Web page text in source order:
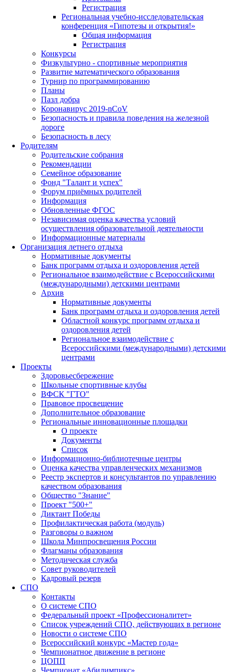
Регистрация
Региональная учебно-исследовательская
конференция «Гипотезы и открытия!»
Общая информация
Регистрация
Конкурсы
Физкультурно - спортивные мероприятия
Развитие математического образования
Турнир по программированию
Планы
Пазл добра
Коронавирус 2019-nCoV
Безопасность и правила поведения на железной
дороге
Безопасность в лесу
Родителям
Родительские собрания
Рекомендации
Семейное образование
Фонд "Талант и успех"
Форум приёмных родителей
Информация
Обновленные ФГОС
Независимая оценка качества условий
осуществления образовательной деятельности
Информационные материалы
Организация летнего отдыха
Нормативные документы
Банк программ отдыха и оздоровления детей
Региональное взаимодействие с Всероссийскими
(международными) детскими центрами
Архив
Нормативные документы
Банк программ отдыха и оздоровления детей
Областной конкурс программ отдыха и
оздоровления детей
Региональное взаимодействие с
Всероссийскими (международными) детскими
центрами
Проекты
Здоровьесбережение
Школьные спортивные клубы
ВФСК "ГТО"
Правовое просвещение
Дополнительное образование
Региональные инновационные площадки
О проекте
Документы
Список
Информационно-библиотечные центры
Оценка качества управленческих механизмов
Реестр экспертов и консультантов по управлению
качеством образования
Общество "Знание"
Проект "500+"
Диктант Победы
Профилактическая работа (модуль)
Разговоры о важном
Школа Минпросвещения России
Флагманы образования
Методическая служба
Совет руководителей
Кадровый резерв
СПО
Контакты
О системе СПО
Федеральный проект «Профессионалитет»
Список учреждений СПО, действующих в регионе
Новости о системе СПО
Всероссийский конкурс «Мастер года»
Чемпионатное движение в регионе
ЦОПП
Чемпионат «Абилимпикс»